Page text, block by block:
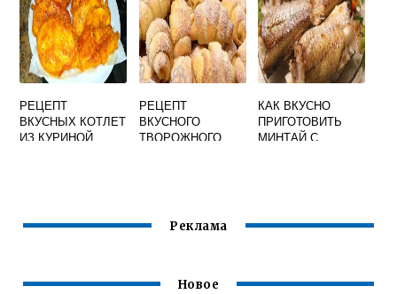
РЕЦЕПТ
ВКУСНЫХ КОТЛЕТ
ИЗ КУРИНОЙ
РЕЦЕПТ
ВКУСНОГО
ТВОРОЖНОГО
КАК ВКУСНО
ПРИГОТОВИТЬ
МИНТАЙ С
Реклама
Новое